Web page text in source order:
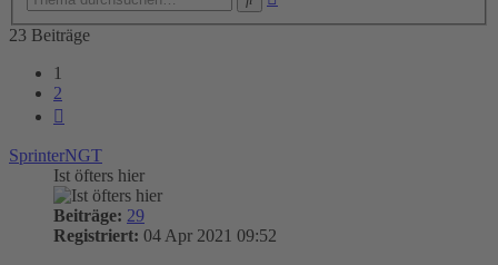
23 Beiträge
1
2
SprinterNGT
Ist öfters hier
Beiträge: 29
Registriert: 04 Apr 2021 09:52